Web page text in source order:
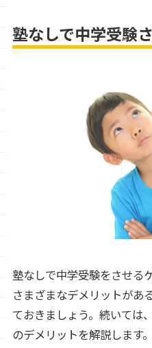
塾なしで中学受験
塾なしで中学受験をさせる
さまざまなデメリットがあ
ておきましょう。続いては
のデメリットを解説します。